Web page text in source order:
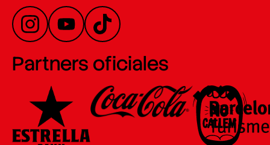
Partners oficiales